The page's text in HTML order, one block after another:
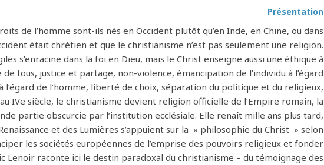
Présentation
de l’homme sont-ils nés en Occident plutôt qu’en Inde, en Chine, ou dans
était chrétien et que le christianisme n’est pas seulement une religion.
s’enracine dans la foi en Dieu, mais le Christ enseigne aussi une éthique à
tous, justice et partage, non-violence, émancipation de l’individu à l’égard
de l’homme, liberté de choix, séparation du politique et du religieux,
IVe siècle, le christianisme devient religion officielle de l’Empire romain, la
partie obscurcie par l’institution ecclésiale. Elle renaît mille ans plus tard,
et des Lumières s’appuient sur la » philosophie du Christ » selon
les sociétés européennes de l’emprise des pouvoirs religieux et fonder
Lenoir raconte ici le destin paradoxal du christianisme – du témoignage des